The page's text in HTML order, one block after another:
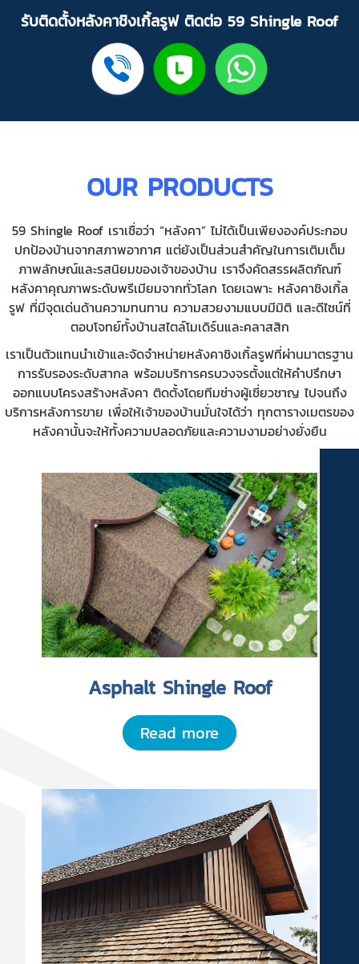
รับติดตั้งหลังคาชิงเกิ้ลรูฟติดต่อ 59 Shingle Roof
OUR PRODUCTS
59 Shingle Roof เราเชื่อว่า “หลังคา” ไม่ได้เป็นเพียงองค์ประกอบ
ปกป้องบ้านจากสภาพอากาศ แต่ยังเป็นส่วนสำคัญในการเติมเต็ม
ภาพลักษณ์และรสนิยมของเจ้าของบ้าน เราจึงคัดสรรผลิตภัณฑ์
หลังคาคุณภาพระดับพรีเมียมจากทั่วโลก โดยเฉพาะ หลังคาชิงเกิ้ล
รูฟ ที่มีจุดเด่นด้านความทนทาน ความสวยงามแบบมีมิติ และดีไซน์ที่
ตอบโจทย์ทั้งบ้านสไตล์โมเดิร์นและคลาสสิก
เราเป็นตัวแทนนำเข้าและจัดจำหน่ายหลังคาชิงเกิ้ลรูฟที่ผ่านมาตรฐาน
การรับรองระดับสากล พร้อมบริการครบวงจรตั้งแต่ให้คำปรึกษา
ออกแบบโครงสร้างหลังคา ติดตั้งโดยทีมช่างผู้เชี่ยวชาญ ไปจนถึง
บริการหลังการขาย เพื่อให้เจ้าของบ้านมั่นใจได้ว่า ทุกตารางเมตรของ
หลังคานั้นจะให้ทั้งความปลอดภัยและความงามอย่างยั่งยืน
Asphalt Shingle Roof
Read more